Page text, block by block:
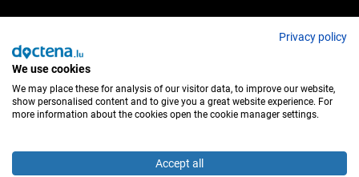
Privacy policy
We use cookies
We may place these for analysis of our visitor data, to improve our website,
show personalised content and to give you a great website experience. For
more information about the cookies open the cookie manager settings.
Accept all